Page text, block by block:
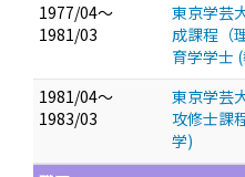
1977/04～
1981/03
東京学芸
成課程（
育学学士
1981/04～
1983/03
東京学芸
攻修士課
学)